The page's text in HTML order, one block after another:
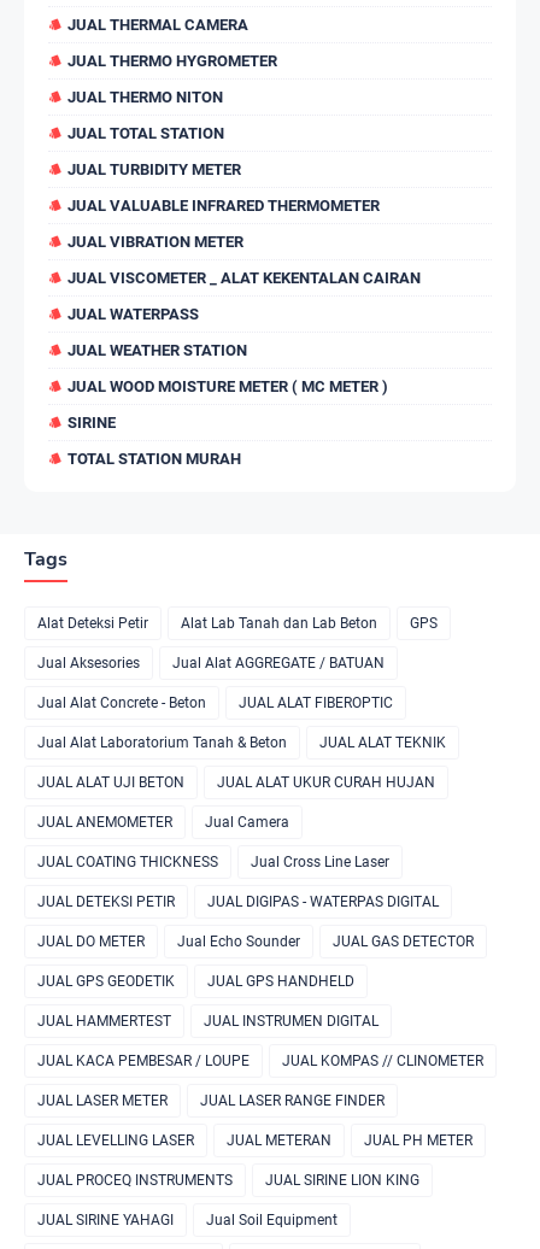
JUAL THERMAL CAMERA
JUAL THERMO HYGROMETER
JUAL THERMO NITON
JUAL TOTAL STATION
JUAL TURBIDITY METER
JUAL VALUABLE INFRARED THERMOMETER
JUAL VIBRATION METER
JUAL VISCOMETER _ ALAT KEKENTALAN CAIRAN
JUAL WATERPASS
JUAL WEATHER STATION
JUAL WOOD MOISTURE METER ( MC METER )
SIRINE
TOTAL STATION MURAH
Tags
Alat Deteksi Petir Alat Lab Tanah dan Lab Beton GPS
Jual Aksesories Jual Alat AGGREGATE / BATUAN
Jual Alat Concrete - Beton JUAL ALAT FIBEROPTIC
Jual Alat Laboratorium Tanah & Beton JUAL ALAT TEKNIK
JUAL ALAT UJI BETON JUAL ALAT UKUR CURAH HUJAN
JUAL ANEMOMETER Jual Camera
JUAL COATING THICKNESS Jual Cross Line Laser
JUAL DETEKSI PETIR JUAL DIGIPAS - WATERPAS DIGITAL
JUAL DO METER Jual Echo Sounder JUAL GAS DETECTOR
JUAL GPS GEODETIK JUAL GPS HANDHELD
JUAL HAMMERTEST JUAL INSTRUMEN DIGITAL
JUAL KACA PEMBESAR / LOUPE JUAL KOMPAS // CLINOMETER
JUAL LASER METER JUAL LASER RANGE FINDER
JUAL LEVELLING LASER JUAL METERAN JUAL PH METER
JUAL PROCEQ INSTRUMENTS JUAL SIRINE LION KING
JUAL SIRINE YAHAGI Jual Soil Equipment